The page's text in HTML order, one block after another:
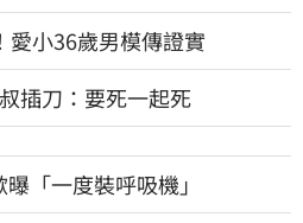
愛小36歲男模傳證實
插刀：要死一起死
「一度裝呼吸機」